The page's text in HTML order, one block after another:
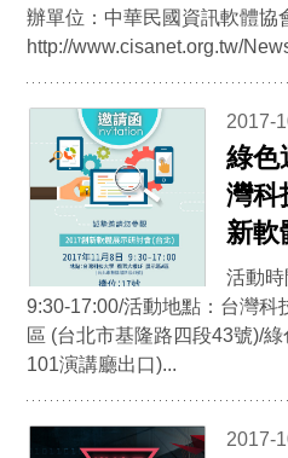
辦單位：中華民國資訊軟體協
http://www.cisanet.org.tw/
2017-
綠色
灣科
新軟
活動
9:30-17:00/活動地點：台灣科
區 (台北市基隆路四段43號)/
101演講廳出口)...
2017-